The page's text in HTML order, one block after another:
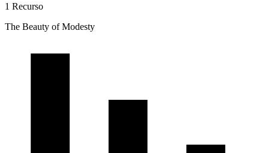
1 Recurso
The Beauty of Modesty